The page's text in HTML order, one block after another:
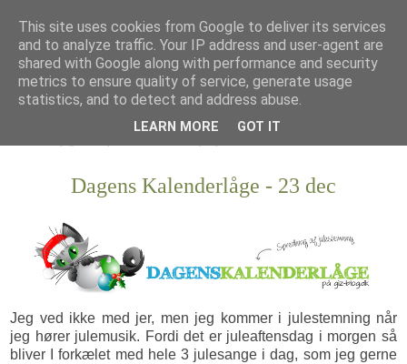
Dagens Kalenderlåge - 23 dec
Jeg ved ikke med jer, men jeg kommer i julestemning når
jeg hører julemusik. Fordi det er juleaftensdag i morgen så
bliver I forkælet med hele 3 julesange i dag, som jeg gerne
This site uses cookies from Google to deliver its services
and to analyze traffic. Your IP address and user-agent are
shared with Google along with performance and security
metrics to ensure quality of service, generate usage
statistics, and to detect and address abuse.
LEARN MORE GOT IT